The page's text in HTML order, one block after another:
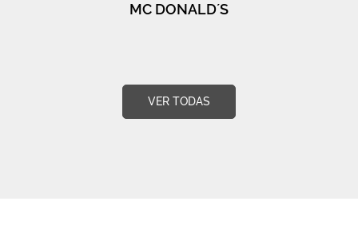
MC DONALD´S
VER TODAS